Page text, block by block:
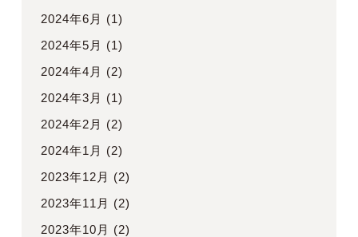
2024年6月 (1)
2024年5月 (1)
2024年4月 (2)
2024年3月 (1)
2024年2月 (2)
2024年1月 (2)
2023年12月 (2)
2023年11月 (2)
2023年10月 (2)